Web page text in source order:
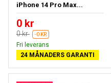
iPhone 14 Pro Max...
0 kr
0 kr -0 KR
Fri leverans
24 MÅNADERS GARANTI